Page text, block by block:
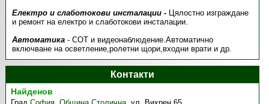
Електро и слаботокови инсталации - Цялостно изграждане
и ремонт на електро и слаботокови инсталации.
Автоматика- СОТ и видеонаблюдение.Автоматично
включване на осветление,ролетни щори,входни врати и др.
Контакти
Найденов